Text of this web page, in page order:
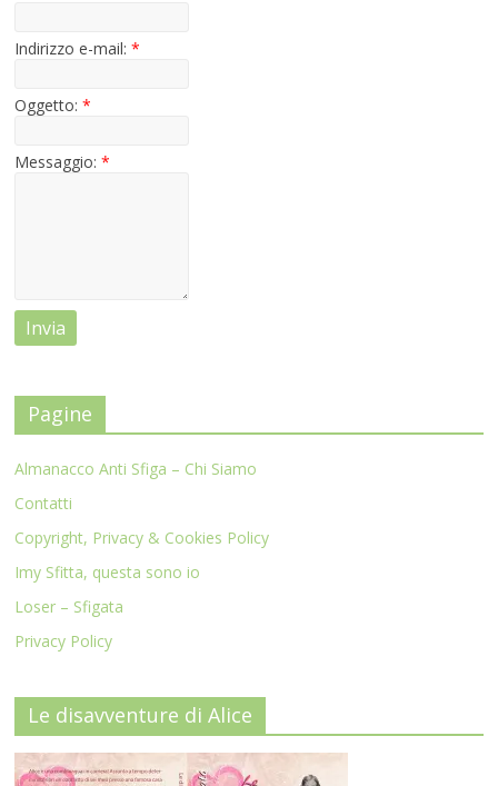
Indirizzo e-mail:*
Oggetto:*
Messaggio:*
Pagine
Almanacco Anti Sfiga – Chi Siamo
Contatti
Copyright, Privacy & Cookies Policy
Imy Sfitta, questa sono io
Loser – Sfigata
Privacy Policy
Le disavventure di Alice